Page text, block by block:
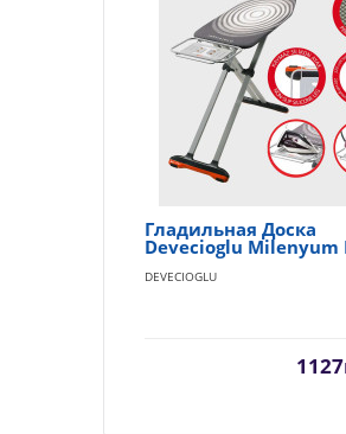
Гладильная Доска
Devecioglu Milenyum
DEVECIOGLU